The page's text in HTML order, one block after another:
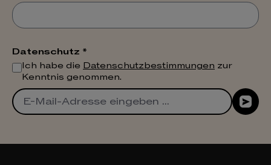
Datenschutz *
Ich habe die Datenschutzbestimmungen zur
Kenntnis genommen.